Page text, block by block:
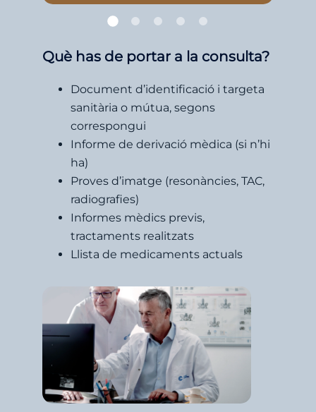
Què has de portar a la consulta?
Document d’identificació i targeta
sanitària o mútua, segons
correspongui
Informe de derivació mèdica (si n’hi
ha)
Proves d’imatge (resonàncies, TAC,
radiografies)
Informes mèdics previs,
tractaments realitzats
Llista de medicaments actuals